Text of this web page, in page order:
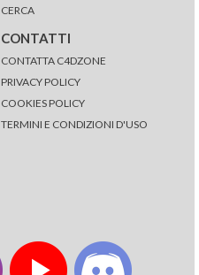
CERCA
CONTATTI
CONTATTA C4DZONE
PRIVACY POLICY
COOKIES POLICY
TERMINI E CONDIZIONI D'USO